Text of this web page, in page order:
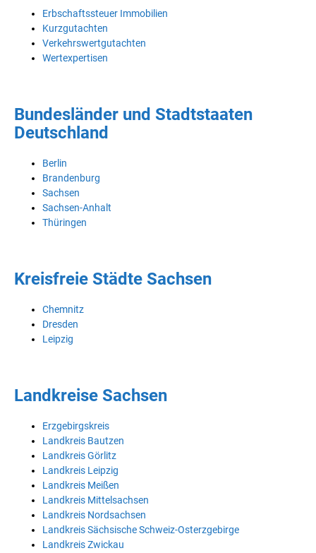
Erbschaftssteuer Immobilien
Kurzgutachten
Verkehrswertgutachten
Wertexpertisen
Bundesländer und Stadtstaaten
Deutschland
Berlin
Brandenburg
Sachsen
Sachsen-Anhalt
Thüringen
Kreisfreie Städte Sachsen
Chemnitz
Dresden
Leipzig
Landkreise Sachsen
Erzgebirgskreis
Landkreis Bautzen
Landkreis Görlitz
Landkreis Leipzig
Landkreis Meißen
Landkreis Mittelsachsen
Landkreis Nordsachsen
Landkreis Sächsische Schweiz-Osterzgebirge
Landkreis Zwickau